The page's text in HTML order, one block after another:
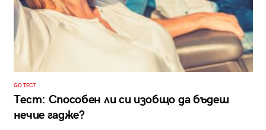
GO ТЕСТ
Тест: Способен ли си изобщо да бъдеш
нечие гадже?